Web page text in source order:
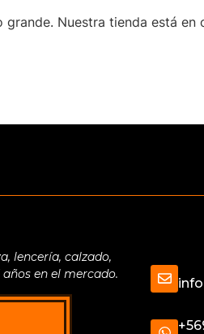
grande. Nuestra tienda está
lencería, calzado,
en el mercado.